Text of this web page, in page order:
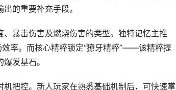
的重要补充手段。
暴击伤害及燃烧伤害的类型。独特记忆主推
率。而核心精粹锁定“獠牙精粹”——该精粹提
发基石。
把控。新人玩家在熟悉基础机制后，可快速掌